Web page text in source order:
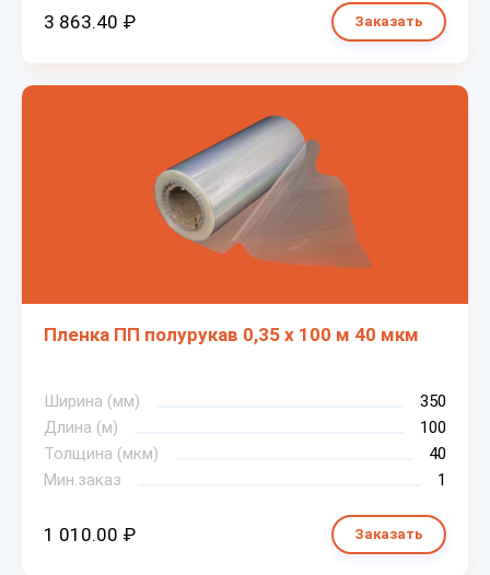
3 863.40 ₽ Заказать
Пленка ПП полурукав 0,35 х 100 м 40 мкм
Ширина (мм)
350
Длина (м)
100
Толщина (мкм)
40
Мин.заказ
1
1 010.00 ₽ Заказать